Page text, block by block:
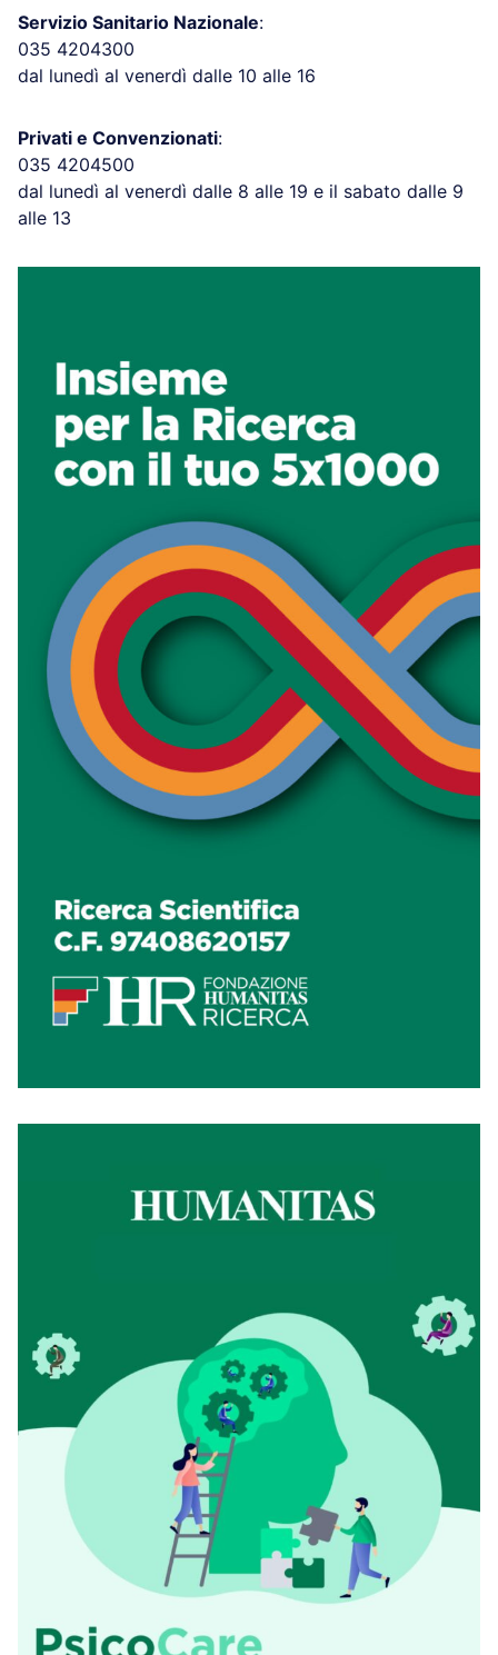
Servizio Sanitario Nazionale:
035 4204300
dal lunedì al venerdì dalle 10 alle 16
Privati e Convenzionati:
035 4204500
dal lunedì al venerdì dalle 8 alle 19 e il sabato dalle 9
alle 13